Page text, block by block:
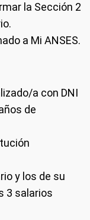
la Sección 2
a Mi ANSES.
a con DNI
de
y los de su
3 salarios